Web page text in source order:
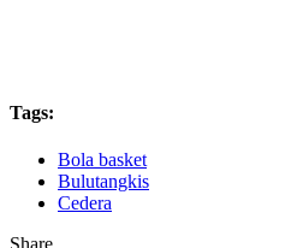
Tags:
Bola basket
Bulutangkis
Cedera